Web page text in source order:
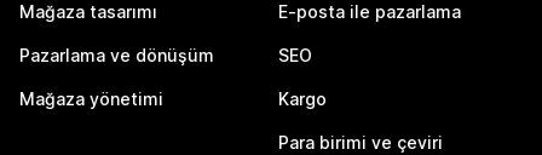
Mağaza tasarımı
Pazarlama ve dönüşüm
Mağaza yönetimi
E-posta ile pazarlama
SEO
Kargo
Para birimi ve çeviri